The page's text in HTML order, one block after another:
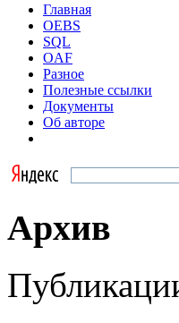
Главная
OEBS
SQL
OAF
Разное
Полезные ссылки
Документы
Об авторе
Архив